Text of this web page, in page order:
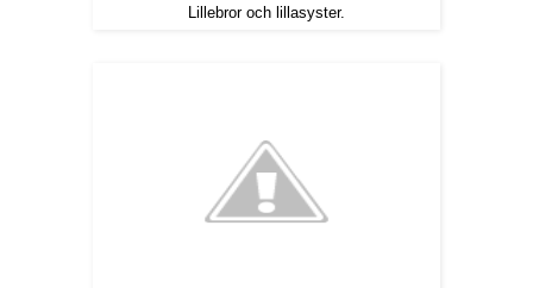
Lillebror och lillasyster.